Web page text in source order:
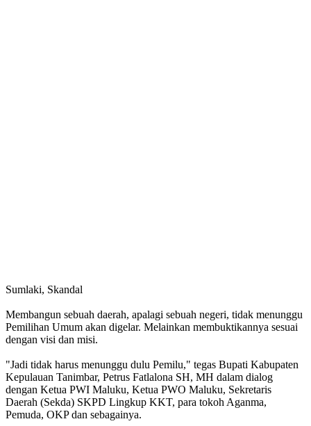
Sumlaki, Skandal
Membangun sebuah daerah, apalagi sebuah negeri, tidak menunggu
Pemilihan Umum akan digelar. Melainkan membuktikannya sesuai
dengan visi dan misi.
"Jadi tidak harus menunggu dulu Pemilu," tegas Bupati Kabupaten
Kepulauan Tanimbar, Petrus Fatlalona SH, MH dalam dialog
dengan Ketua PWI Maluku, Ketua PWO Maluku, Sekretaris
Daerah (Sekda) SKPD Lingkup KKT, para tokoh Aganma,
Pemuda, OKP dan sebagainya.